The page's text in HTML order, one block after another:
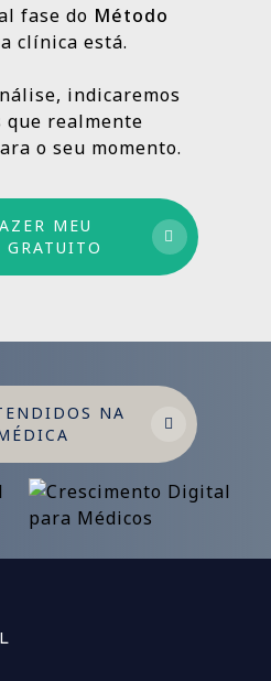
com um método
para garantir
fase do Método
clínica está.
indicaremos
que realmente
o seu momento.
MEU
GRATUITO
NA